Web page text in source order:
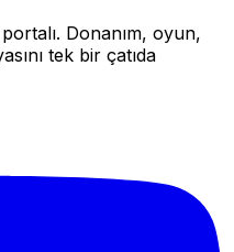
Donanım, oyun,
tek bir çatıda